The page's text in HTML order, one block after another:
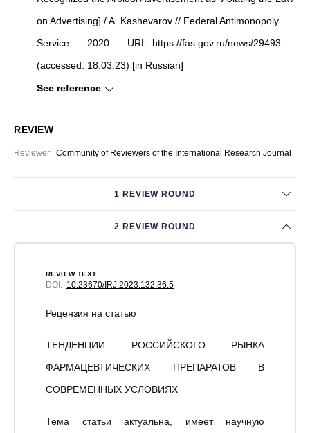
on Advertising] / A. Kashevarov // Federal Antimonopoly
Service . — 2020. — URL: https://fas.gov.ru/news/29493
(accessed: 18.03.23) [in Russian]
See reference
REVIEW
Reviewer: Community of Reviewers of the International Research Journal
1 REVIEW ROUND
2 REVIEW ROUND
REVIEW TEXT
DOI: 10.23670/IRJ.2023.132.36.5
Рецензия на статью
ТЕНДЕНЦИИ РОССИЙСКОГО РЫНКА
ФАРМАЦЕВТИЧЕСКИХ ПРЕПАРАТОВ В
СОВРЕМЕННЫХ УСЛОВИЯХ
Тема статьи актуальна, имеет научную